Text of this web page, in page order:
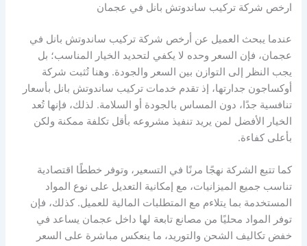
ارخص شركة تركيب ساندوتش بانل في عجمان
عندما يبحث العميل عن أرخص شركة تركيب ساندوتش بانل في
عجمان، فإن السعر وحده لا يكفي لتحديد الخيار المناسب؛ بل
يجب النظر إلى التوازن بين السعر والجودة. وهنا تُثبت شركة
أوكساجون جدارتها، إذ تقدم خدمات تركيب ساندوتش بانل بأسعار
تنافسية جدًا، دون المساس بالجودة أو السلامة. لذلك، فإنها تُعد
الخيار الأفضل لمن يريد تنفيذ مشروعه بأقل تكلفة ممكنة ولكن
بأعلى كفاءة.
كما تتبع الشركة نهجًا مرنًا في التسعير، وتوفر خططًا اقتصادية
تناسب جميع الميزانيات، مع إمكانية التعديل على نوع المواد
المستخدمة بما يتلاءم مع المتطلبات المالية للعميل. كذلك، فإن
توفر المواد محليًا من مصانع تابعة لها داخل عجمان يساعد في
خفض تكاليف الشحن والتوريد، ما ينعكس مباشرة على السعر